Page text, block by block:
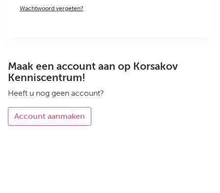
Wachtwoord vergeten?
Maak een account aan op Korsakov
Kenniscentrum!
Heeft u nog geen account?
Account aanmaken